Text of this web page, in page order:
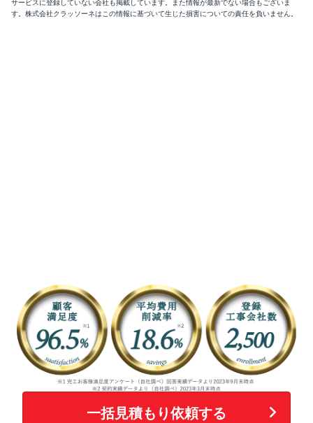
す。株式会社クラッソーネはこの情報に基づいて生じた損害についての責任を負いません。
一括見積もり依頼する